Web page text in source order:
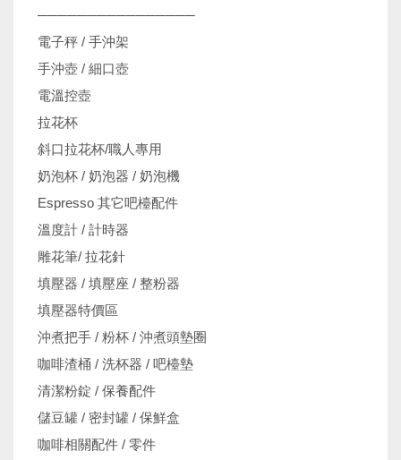
────────────────
電子秤 / 手沖架
手沖壺 / 細口壺
電溫控壺
拉花杯
斜口拉花杯/職人專用
奶泡杯 / 奶泡器 / 奶泡機
Espresso 其它吧檯配件
溫度計 / 計時器
雕花筆/ 拉花針
填壓器 / 填壓座 / 整粉器
填壓器特價區
沖煮把手 / 粉杯 / 沖煮頭墊圈
咖啡渣桶 / 洗杯器 / 吧檯墊
清潔粉錠 / 保養配件
儲豆罐 / 密封罐 / 保鮮盒
咖啡相關配件 / 零件